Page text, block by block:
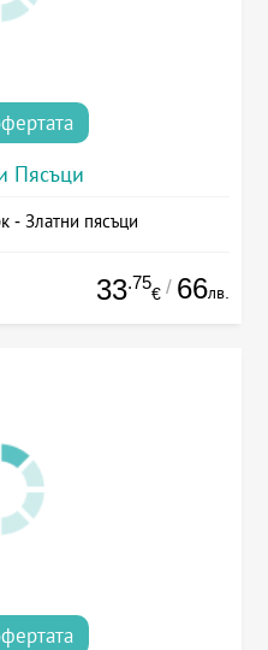
Пясъци
- Златни пясъци
33.75
€ / 66лв.